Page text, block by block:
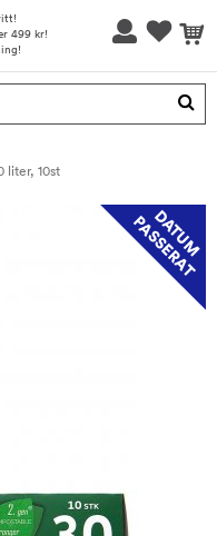
499 kr!
i varukorgen
liter, 10st
D
A
T
U
M
P
A
S
S
E
R
A
T